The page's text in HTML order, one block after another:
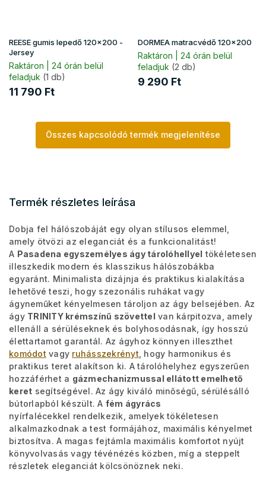
REESE gumis lepedő 120x200 -
Jersey
Raktáron | 24 órán belül
feladjuk (1 db)
11 790 Ft
DORMEA matracvédő 120x200
Raktáron | 24 órán belül
feladjuk (2 db)
9 290 Ft
Összes kapcsolódó termék megjelenítése
Termék részletes leírása
Dobja fel hálószobáját egy olyan stílusos elemmel,
amely ötvözi az eleganciát és a funkcionalitást!
A Pasadena egyszemélyes ágy tárolóhellyel tökéletesen
illeszkedik modern és klasszikus hálószobákba
egyaránt. Minimalista dizájnja és praktikus kialakítása
lehetővé teszi, hogy szezonális ruhákat vagy
ágyneműket kényelmesen tároljon az ágy belsejében. Az
ágy TRINITY krémszínű szövettel van kárpitozva, amely
ellenáll a sérüléseknek és bolyhosodásnak, így hosszú
élettartamot garantál. Az ágyhoz könnyen illeszthet
komódot vagy ruhásszekrényt , hogy harmonikus és
praktikus teret alakítson ki. A tárolóhelyhez egyszerűen
hozzáférhet a gázmechanizmussal ellátott emelhető
keret segítségével. Az ágy kiváló minőségű, sérülésálló
bútorlapból készült. A fém ágyrács
nyírfalécekkel rendelkezik, amelyek tökéletesen
alkalmazkodnak a test formájához, maximális kényelmet
biztosítva. A magas fejtámla maximális komfortot nyújt
könyvolvasás vagy tévénézés közben, míg a steppelt
részletek eleganciát kölcsönöznek neki.